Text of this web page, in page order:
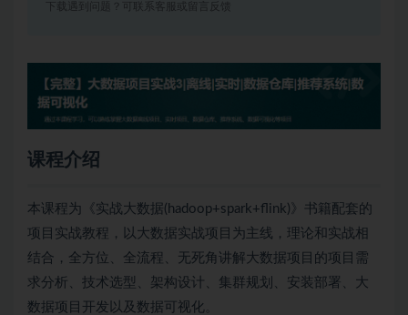
下载遇到问题？可联系客服或留言反馈
课程介绍
本课程为《实战大数据(hadoop+spark+flink)》书籍配套的
项目实战教程，以大数据实战项目为主线，理论和实战相
结合，全方位、全流程、无死角讲解大数据项目的项目需
求分析、技术选型、架构设计、集群规划、安装部署、大
数据项目开发以及数据可视化。